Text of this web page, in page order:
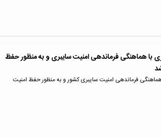
با هماهنگی فرماندهی امنیت سایبری و به منظور حفظ
فرماندهی امنیت سایبری کشور و به منظور حفظ امنیت